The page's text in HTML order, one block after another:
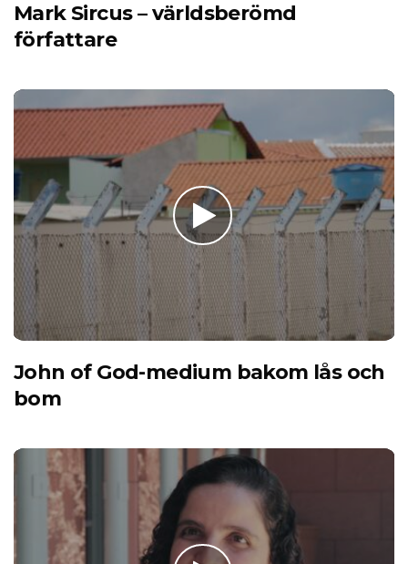
Mark Sircus – världsberömd
författare
John of God-medium bakom lås och
bom